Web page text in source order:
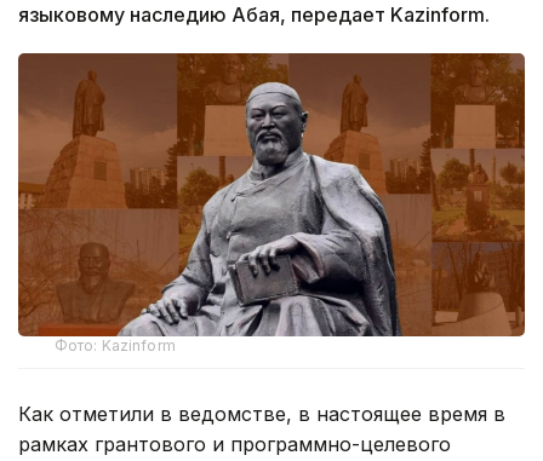
языковому наследию Абая, передает Kazinform.
Фото: Kazinform
Как отметили в ведомстве, в настоящее время в
рамках грантового и программно-целевого